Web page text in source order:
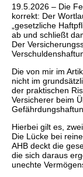
19.5.2026 – Die
korrekt: Der
„gesetzliche
ab und schließt
Der
Die von mir im
nicht im
der praktischen
Versicherer beim
Hierbei gilt es,
Die Lücke bei
AHB deckt die
die sich daraus
unechte